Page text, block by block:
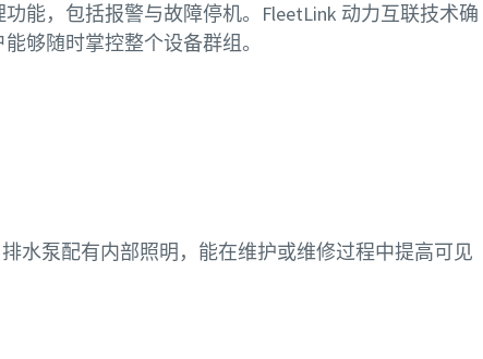
功能，包括报警与故障停机。FleetLink 动力互联技术确
够随时掌控整个设备群组。
排水泵配有内部照明，能在维护或维修过程中提高可见